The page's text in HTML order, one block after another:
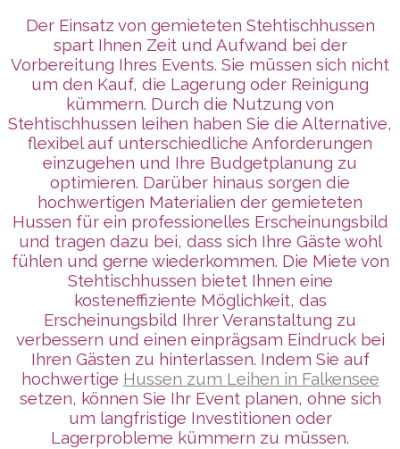
Der Einsatz von gemieteten Stehtischhussen
spart Ihnen Zeit und Aufwand bei der
Vorbereitung Ihres Events. Sie müssen sich nicht
um den Kauf, die Lagerung oder Reinigung
kümmern. Durch die Nutzung von
Stehtischhussen leihen haben Sie die Alternative,
flexibel auf unterschiedliche Anforderungen
einzugehen und Ihre Budgetplanung zu
optimieren. Darüber hinaus sorgen die
hochwertigen Materialien der gemieteten
Hussen für ein professionelles Erscheinungsbild
und tragen dazu bei, dass sich Ihre Gäste wohl
fühlen und gerne wiederkommen. Die Miete von
Stehtischhussen bietet Ihnen eine
kosteneffiziente Möglichkeit, das
Erscheinungsbild Ihrer Veranstaltung zu
verbessern und einen einprägsam Eindruck bei
Ihren Gästen zu hinterlassen. Indem Sie auf
hochwertige Hussen zum Leihen in Falkensee
setzen, können Sie Ihr Event planen, ohne sich
um langfristige Investitionen oder
Lagerprobleme kümmern zu müssen.